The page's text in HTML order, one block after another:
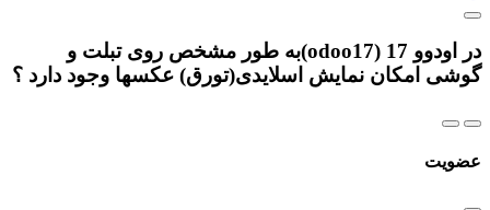
در اودوو 17 (odoo17)به طور مشخص روی تبلت و
گوشی امکان نمایش اسلایدی(تورق) عکسها وجود دارد ؟
عضویت